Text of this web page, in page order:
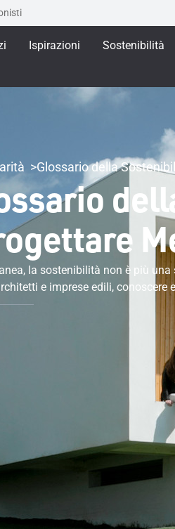
Ispirazioni Sostenibilità
Glossario della
la sostenibilità non è più
e imprese edili, conoscere
è fondamentale. Questo
e applicare i principi
ambientali, metriche
l’impiego di materiali sostenibili
professionale. Un linguaggio